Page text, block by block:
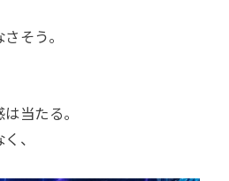
そう。
当たる。
、